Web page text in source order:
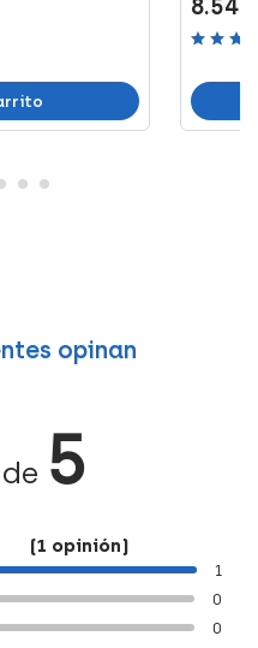
opinan
de 5
(1 opinión)
0
0
1